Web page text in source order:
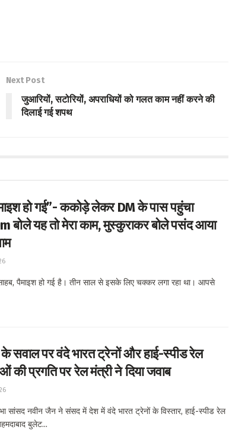
Next Post
जुआरियों, सटोरियों, अपराधियों को गलत काम नहीं करने की
दिलाई गई शपथ
हो गई”- ककोड़े लेकर DM के पास पहुंचा
बोले यह तो मेरा काम, मुस्कुराकर बोले पसंद आया
पैमाइश हो गई है। तीन साल से इसके लिए चक्कर लगा रहा था। आपसे
सवाल पर वंदे भारत ट्रेनों और हाई-स्पीड रेल
की प्रगति पर रेल मंत्री ने दिया जवाब
सांसद नवीन जैन ने संसद में देश में वंदे भारत ट्रेनों के विस्तार, हाई-स्पीड रेल
बुलेट...